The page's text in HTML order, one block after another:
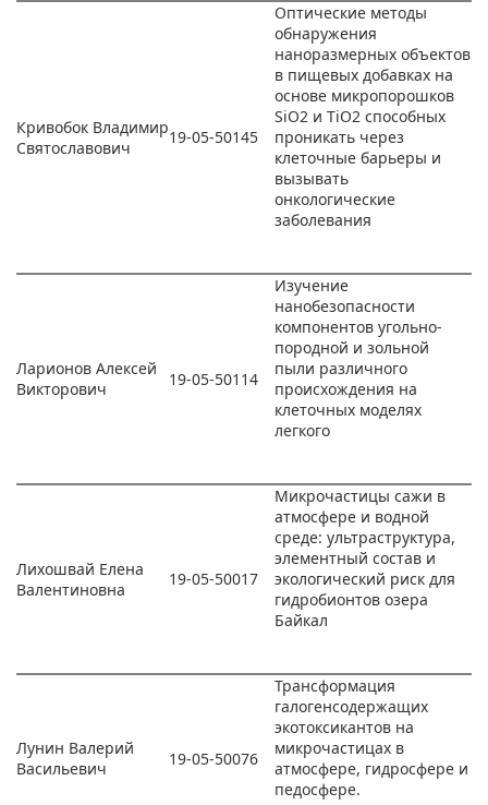
Кривобок Владимир
Святославович
19-05-50145
Оптические методы
обнаружения
наноразмерных объектов
в пищевых добавках на
основе микропорошков
SiO2 и TiO2 способных
проникать через
клеточные барьеры и
вызывать
онкологические
заболевания
Ларионов Алексей
Викторович
19-05-50114
Изучение
нанобезопасности
компонентов угольно-
породной и зольной
пыли различного
происхождения на
клеточных моделях
легкого
Лихошвай Елена
Валентиновна
19-05-50017
Микрочастицы сажи в
атмосфере и водной
среде: ультраструктура,
элементный состав и
экологический риск для
гидробионтов озера
Байкал
Лунин Валерий
Васильевич
19-05-50076
Трансформация
галогенсодержащих
экотоксикантов на
микрочастицах в
атмосфере, гидросфере и
педосфере.